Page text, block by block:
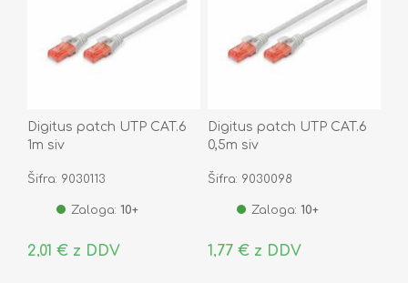
Digitus patch UTP CAT.6
1m siv
Šifra: 9030113
Zaloga: 10+
2,01 € z DDV
Digitus patch UTP CAT.6
0,5m siv
Šifra: 9030098
Zaloga: 10+
1,77 € z DDV